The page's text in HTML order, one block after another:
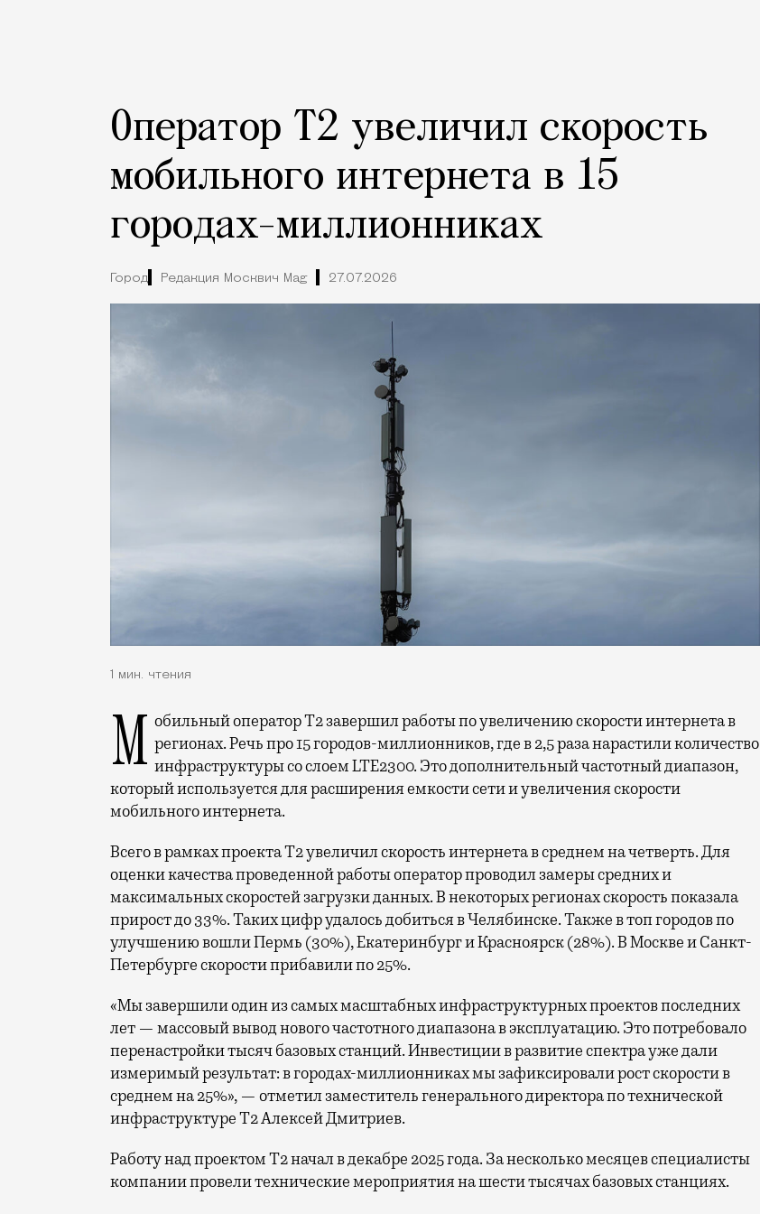
Оператор Т2 увеличил скорость
мобильного интернета в 15
городах-миллионниках
Город Редакция Москвич Mag 27.07.2026
1 мин. чтения
Мобильный оператор Т2 завершил работы по увеличению скорости интернета в регионах. Речь про 15 городов-миллионников, где в 2,5 раза нарастили количество
инфраструктуры со слоем LTE2300. Это дополнительный частотный диапазон,
который используется для расширения емкости сети и увеличения скорости
мобильного интернета.
Всего в рамках проекта Т2 увеличил скорость интернета в среднем на четверть. Для
оценки качества проведенной работы оператор проводил замеры средних и
максимальных скоростей загрузки данных. В некоторых регионах скорость показала
прирост до 33%. Таких цифр удалось добиться в Челябинске. Также в топ городов по
улучшению вошли Пермь (30%), Екатеринбург и Красноярск (28%). В Москве и Санкт-
Петербурге скорости прибавили по 25%.
«Мы завершили один из самых масштабных инфраструктурных проектов последних
лет — массовый вывод нового частотного диапазона в эксплуатацию. Это потребовало
перенастройки тысяч базовых станций. Инвестиции в развитие спектра уже дали
измеримый результат: в городах-миллионниках мы зафиксировали рост скорости в
среднем на 25%», — отметил заместитель генерального директора по технической
инфраструктуре Т2 Алексей Дмитриев.
Работу над проектом Т2 начал в декабре 2025 года. За несколько месяцев специалисты
компании провели технические мероприятия на шести тысячах базовых станциях.